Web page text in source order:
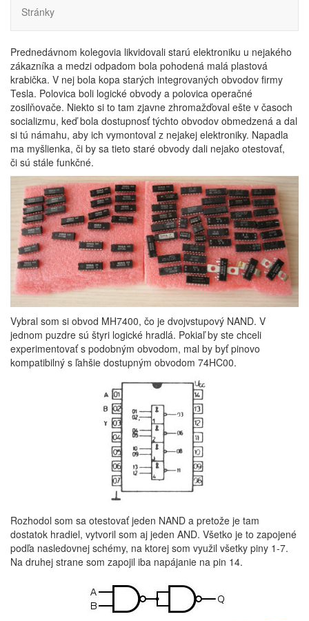
Stránky
Prednedávnom kolegovia likvidovali starú elektroniku u nejakého
zákazníka a medzi odpadom bola pohodená malá plastová
krabička. V nej bola kopa starých integrovaných obvodov firmy
Tesla. Polovica boli logické obvody a polovica operačné
zosilňovače. Niekto si to tam zjavne zhromažďoval ešte v časoch
socializmu, keď bola dostupnosť týchto obvodov obmedzená a dal
si tú námahu, aby ich vymontoval z nejakej elektroniky. Napadla
ma myšlienka, či by sa tieto staré obvody dali nejako otestovať,
či sú stále funkčné.
Vybral som si obvod MH7400, čo je dvojvstupový NAND. V
jednom puzdre sú štyri logické hradlá. Pokiaľ by ste chceli
experimentovať s podobným obvodom, mal by byť pinovo
kompatibilný s ľahšie dostupným obvodom 74HC00.
Rozhodol som sa otestovať jeden NAND a pretože je tam
dostatok hradiel, vytvoril som aj jeden AND. Všetko je to zapojené
podľa nasledovnej schémy, na ktorej som využil všetky piny 1-7.
Na druhej strane som zapojil iba napájanie na pin 14.